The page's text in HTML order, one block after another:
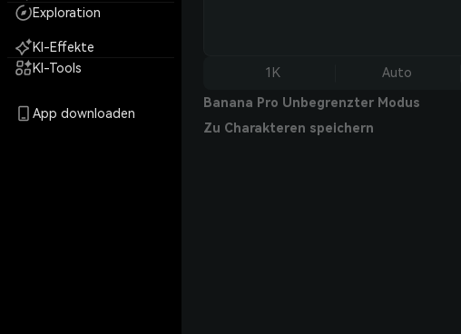
Exploration
KI-Effekte
KI-Tools
App downloaden
1K Auto
Banana Pro Unbegrenzter Modus
Zu Charakteren speichern